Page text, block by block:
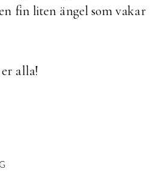
fin liten ängel som vakar
alla!